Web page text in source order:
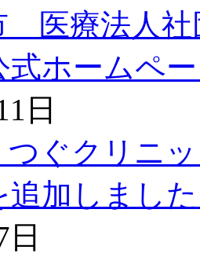
医療法人
式ホームペ
日
ぐクリニッ
追加しまし